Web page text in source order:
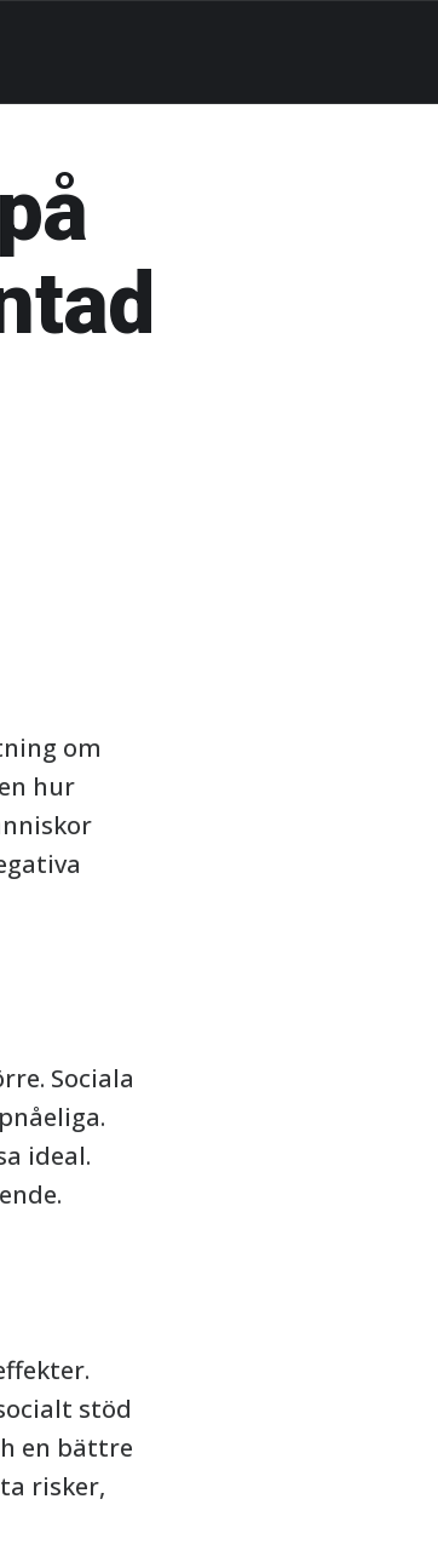
om
hur
Sociala
ideal.
stöd
en bättre
risker,